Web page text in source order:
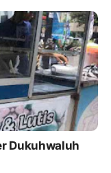
Dukuhwaluh